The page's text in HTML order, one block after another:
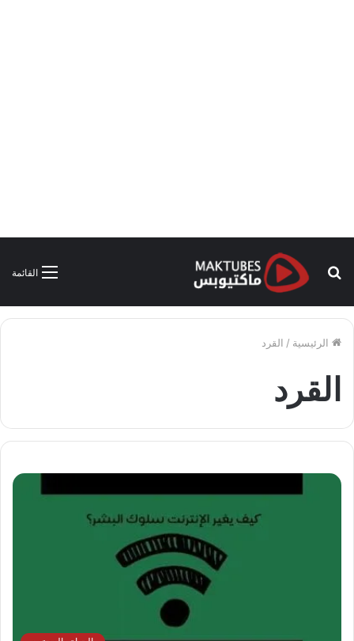
القائمة
بحث
الرئيسية / القرد
القرد